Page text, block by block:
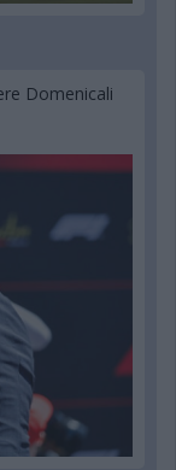
Domenicali